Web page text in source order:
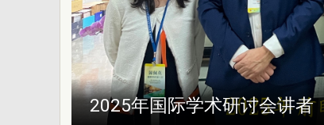
2025年国际学术研讨会讲者